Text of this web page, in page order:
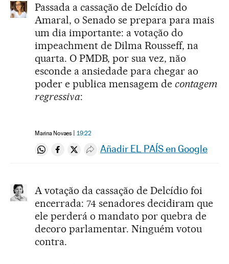
Passada a cassação de Delcídio do
Amaral, o Senado se prepara para mais
um dia importante: a votação do
impeachment de Dilma Rousseff, na
quarta. O PMDB, por sua vez, não
esconde a ansiedade para chegar ao
poder e publica mensagem de contagem
regressiva:
Marina Novaes 19:22
Compartir en Whatsapp
Compartir en Facebook
Compartir en Twitter
Desplegar Redes Sociales
Añadir EL PAÍS en Google
A votação da cassação de Delcídio foi
encerrada: 74 senadores decidiram que
ele perderá o mandato por quebra de
decoro parlamentar. Ninguém votou
contra.